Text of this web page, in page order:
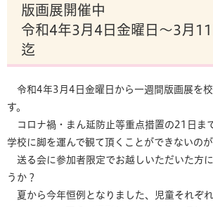
版画展開催中
令和4年3月4日金曜日～3月11
迄
令和4年3月4日金曜日から一週間版画展を校
す。
コロナ禍・まん延防止等重点措置の21日ま
学校に脚を運んで観て頂くことができないのが
送る会に参加者限定でお越しいただいた方
うか？
夏から今年恒例となりました、児童それぞ